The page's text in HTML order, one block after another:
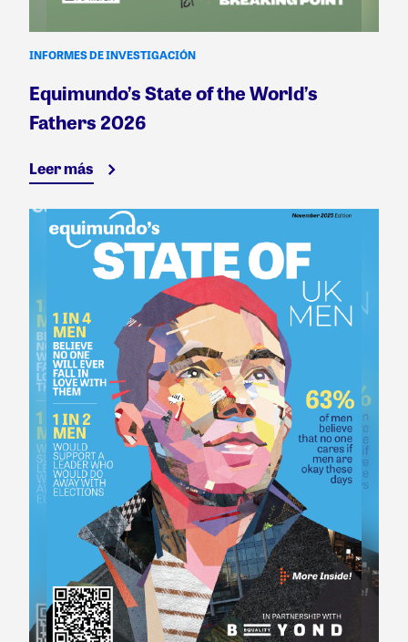
INFORMES DE INVESTIGACIÓN
Equimundo’s State of the World’s
Fathers 2026
Leer más